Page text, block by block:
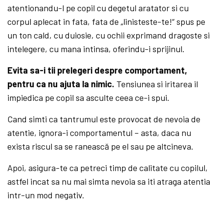
atentionandu-l pe copil cu degetul aratator si cu
corpul aplecat in fata, fata de „linisteste-te!“ spus pe
un ton cald, cu duiosie, cu ochii exprimand dragoste si
intelegere, cu mana intinsa, oferindu-i sprijinul.
Evita sa-i tii prelegeri despre comportament,
pentru ca nu ajuta la nimic. Tensiunea si iritarea il
impiedica pe copil sa asculte ceea ce-i spui.
Cand simti ca tantrumul este provocat de nevoia de
atentie, ignora-i comportamentul – asta, daca nu
exista riscul sa se ranească pe el sau pe altcineva.
Apoi, asigura-te ca petreci timp de calitate cu copilul,
astfel incat sa nu mai simta nevoia sa iti atraga atentia
intr-un mod negativ.